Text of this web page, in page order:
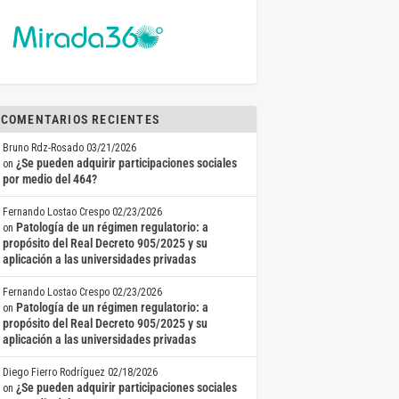
COMENTARIOS RECIENTES
Bruno Rdz-Rosado 03/21/2026
on ¿Se pueden adquirir participaciones sociales
por medio del 464?
Fernando Lostao Crespo 02/23/2026
on Patología de un régimen regulatorio: a
propósito del Real Decreto 905/2025 y su
aplicación a las universidades privadas
Fernando Lostao Crespo 02/23/2026
on Patología de un régimen regulatorio: a
propósito del Real Decreto 905/2025 y su
aplicación a las universidades privadas
Diego Fierro Rodríguez 02/18/2026
on ¿Se pueden adquirir participaciones sociales